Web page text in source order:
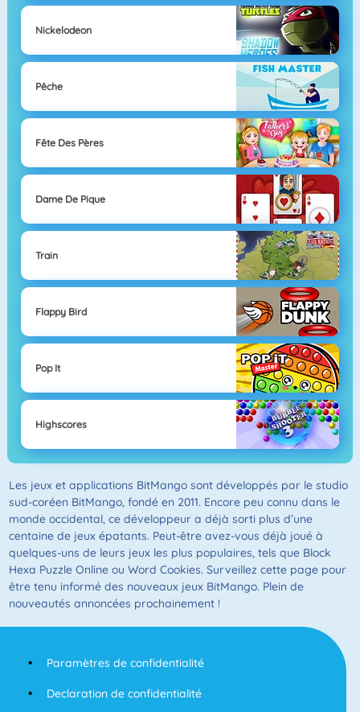
Nickelodeon
Pêche
Fête Des Pères
Dame De Pique
Train
Flappy Bird
Pop It
Highscores
Les jeux et applications BitMango sont développés par le studio
sud-coréen BitMango, fondé en 2011. Encore peu connu dans le
monde occidental, ce développeur a déjà sorti plus d’une
centaine de jeux épatants. Peut-être avez-vous déjà joué à
quelques-uns de leurs jeux les plus populaires, tels que Block
Hexa Puzzle Online ou Word Cookies. Surveillez cette page pour
être tenu informé des nouveaux jeux BitMango. Plein de
nouveautés annoncées prochainement !
Paramètres de confidentialité
Declaration de confidentialité